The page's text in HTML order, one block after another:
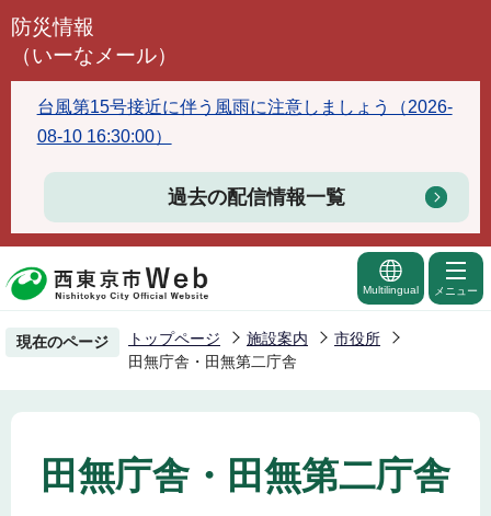
こ
で
す
防災情報
（いーなメール）
台風第15号接近に伴う風雨に注意しましょう（2026-
08-10 16:30:00）
過去の配信情報一覧
Multilingual メニュー
現在のページ トップページ 施設案内
市役所
田無庁舎・田無第二庁舎
田無庁舎・田無第二庁舎